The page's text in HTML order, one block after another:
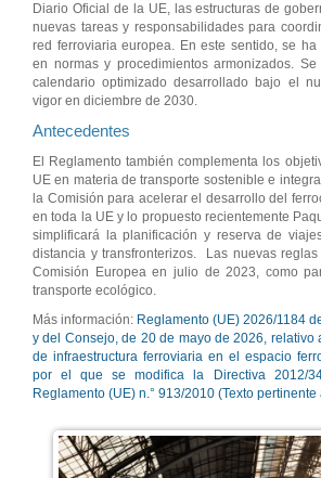
Diario Oficial de la UE, las estructuras de
nuevas tareas y responsabilidades para
red ferroviaria europea. En este sentido, se
en normas y procedimientos armonizados.
calendario optimizado desarrollado bajo el
vigor en diciembre de 2030.
Antecedentes
El Reglamento también complementa los
UE en materia de transporte sostenible e
la Comisión para acelerar el desarrollo del
en toda la UE y lo propuesto recientemente
simplificará la planificación y reserva de
distancia y transfronterizos. Las nuevas
Comisión Europea en julio de 2023, como
transporte ecológico.
Más información: Reglamento (UE) 2026/1184
y del Consejo, de 20 de mayo de 2026, relativo
de infraestructura ferroviaria en el espacio
por el que se modifica la Directiva 2012/
Reglamento (UE) n.° 913/2010 (Texto